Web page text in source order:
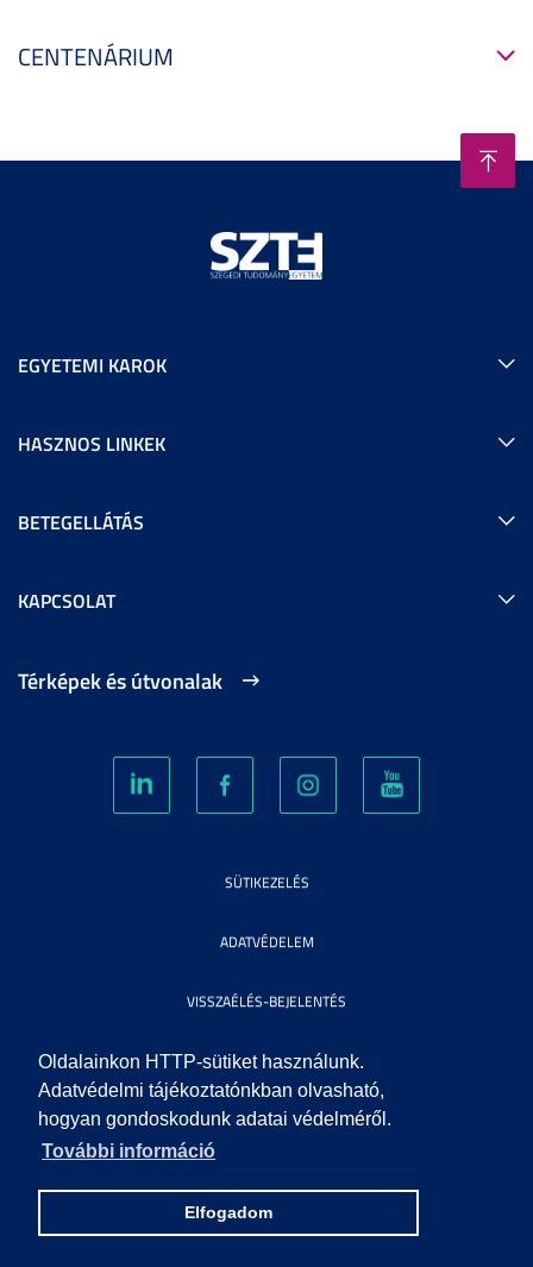
Oldalainkon HTTP-sütiket használunk.
Adatvédelmi tájékoztatónkban olvasható,
hogyan gondoskodunk adatai védelméről.
További információ
Elfogadom
CENTENÁRIUM
EGYETEMI KAROK
HASZNOS LINKEK
BETEGELLÁTÁS
KAPCSOLAT
Térképek és útvonalak
SÜTIKEZELÉS
ADATVÉDELEM
VISSZAÉLÉS-BEJELENTÉS
KÖZÉRDEKŰ ADATOK
IMPRESSZUM